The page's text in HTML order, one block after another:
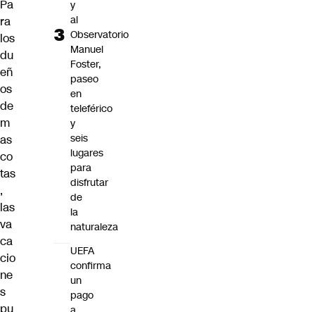
Pa
ra
los
du
eñ
os
de
m
as
co
tas
,
las
va
ca
cio
ne
s
pu
y
al
Observatorio
Manuel
Foster,
paseo
en
teleférico
y
seis
lugares
para
disfrutar
de
la
naturaleza
UEFA
confirma
un
pago